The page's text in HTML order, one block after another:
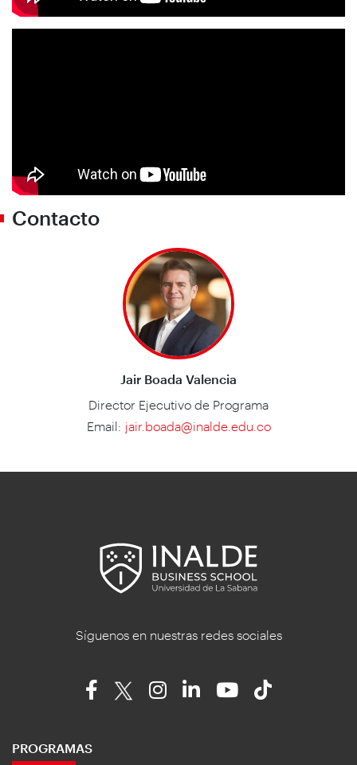
Contacto
Jair Boada Valencia
Director Ejecutivo de Programa
Email: jair.boada@inalde.edu.co
Síguenos en nuestras redes sociales
PROGRAMAS